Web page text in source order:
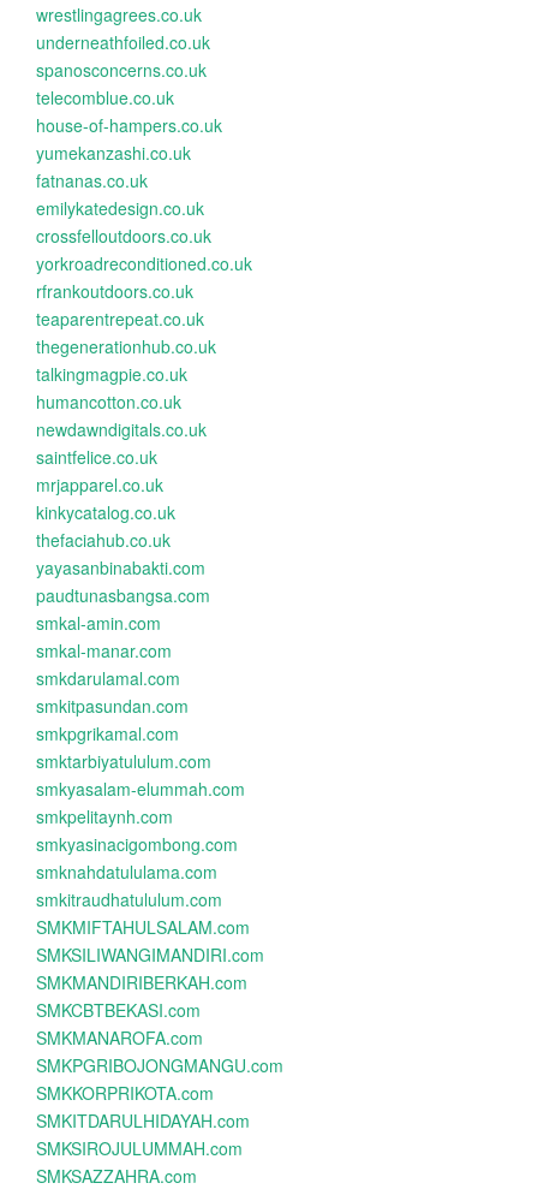
wrestlingagrees.co.uk
underneathfoiled.co.uk
spanosconcerns.co.uk
telecomblue.co.uk
house-of-hampers.co.uk
yumekanzashi.co.uk
fatnanas.co.uk
emilykatedesign.co.uk
crossfelloutdoors.co.uk
yorkroadreconditioned.co.uk
rfrankoutdoors.co.uk
teaparentrepeat.co.uk
thegenerationhub.co.uk
talkingmagpie.co.uk
humancotton.co.uk
newdawndigitals.co.uk
saintfelice.co.uk
mrjapparel.co.uk
kinkycatalog.co.uk
thefaciahub.co.uk
yayasanbinabakti.com
paudtunasbangsa.com
smkal-amin.com
smkal-manar.com
smkdarulamal.com
smkitpasundan.com
smkpgrikamal.com
smktarbiyatululum.com
smkyasalam-elummah.com
smkpelitaynh.com
smkyasinacigombong.com
smknahdatululama.com
smkitraudhatululum.com
SMKMIFTAHULSALAM.com
SMKSILIWANGIMANDIRI.com
SMKMANDIRIBERKAH.com
SMKCBTBEKASI.com
SMKMANAROFA.com
SMKPGRIBOJONGMANGU.com
SMKKORPRIKOTA.com
SMKITDARULHIDAYAH.com
SMKSIROJULUMMAH.com
SMKSAZZAHRA.com